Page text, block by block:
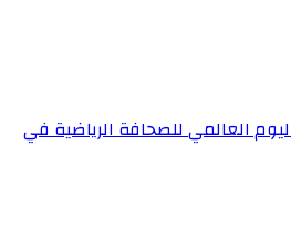
العالمي للصحافة الرياضية في